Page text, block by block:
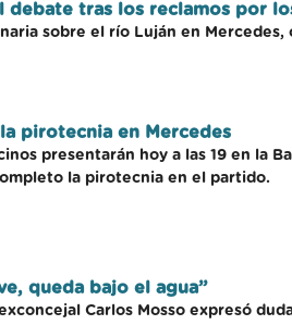
debate tras los reclamos por
sobre el río Luján en
pirotecnia en Mercedes
presentarán hoy a las 19 en la
la pirotecnia en el partido.
queda bajo el agua”
Carlos Mosso expresó